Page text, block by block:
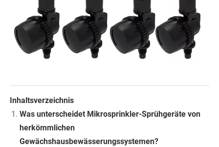
Inhaltsverzeichnis
Was unterscheidet Mikrosprinkler-Sprühgeräte von
herkömmlichen
Gewächshausbewässerungssystemen?